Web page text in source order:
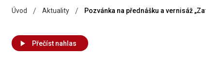
Úvod / Aktuality / Pozvánka na přednášku a vernisáž
Přečíst nahlas